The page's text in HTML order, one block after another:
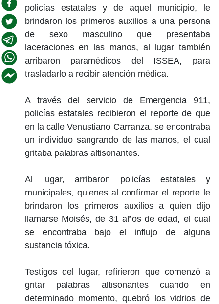
policías estatales y de aquel municipio, le
brindaron los primeros auxilios a una persona
de sexo masculino que presentaba
laceraciones en las manos, al lugar también
arribaron paramédicos del ISSEA, para
trasladarlo a recibir atención médica.
A través del servicio de Emergencia 911,
policías estatales recibieron el reporte de que
en la calle Venustiano Carranza, se encontraba
un individuo sangrando de las manos, el cual
gritaba palabras altisonantes.
Al lugar, arribaron policías estatales y
municipales, quienes al confirmar el reporte le
brindaron los primeros auxilios a quien dijo
llamarse Moisés, de 31 años de edad, el cual
se encontraba bajo el influjo de alguna
sustancia tóxica.
Testigos del lugar, refirieron que comenzó a
gritar palabras altisonantes cuando en
determinado momento, quebró los vidrios de